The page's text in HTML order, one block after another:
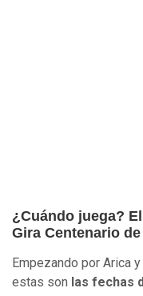
¿Cuándo juega?
Gira Centenario
Empezando por Arica
estas son las fechas